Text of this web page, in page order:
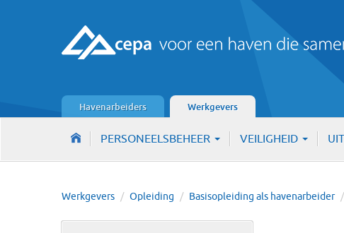
Havenarbeiders Werkgevers
PERSONEELSBEHEER VEILIGHEID
Werkgevers / Opleiding / Basisopleiding als havenarbeider /